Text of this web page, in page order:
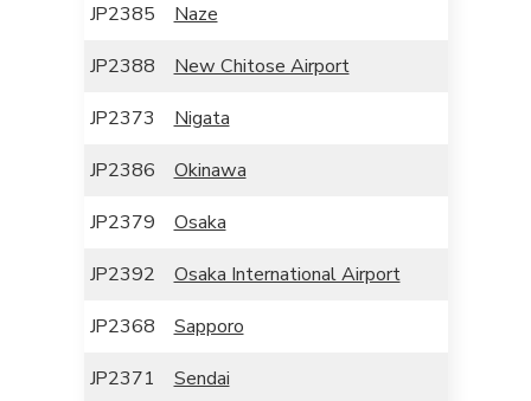
JP2385
Naze
JP2388
New Chitose Airport
JP2373
Nigata
JP2386
Okinawa
JP2379
Osaka
JP2392
Osaka International Airport
JP2368
Sapporo
JP2371
Sendai